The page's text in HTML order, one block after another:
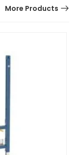
More Products